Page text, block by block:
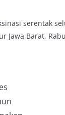
serentak
Barat,